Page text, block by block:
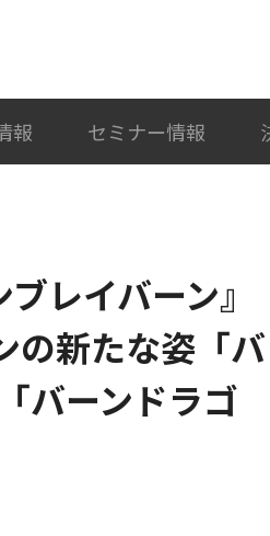
報 セミナー情報
レイバーン』
の新たな姿「バ
バーンドラゴ